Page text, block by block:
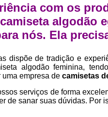
com os
algodão
nós. Ela
dispõe de tradição e
algodão feminina,
uma empresa de camisetas
serviços de forma
de sanar suas dúvidas. Por